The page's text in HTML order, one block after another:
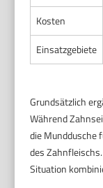
Kosten
Einsatzgebiete
Grundsätzlich
Während
die Munddusche
des
Situation